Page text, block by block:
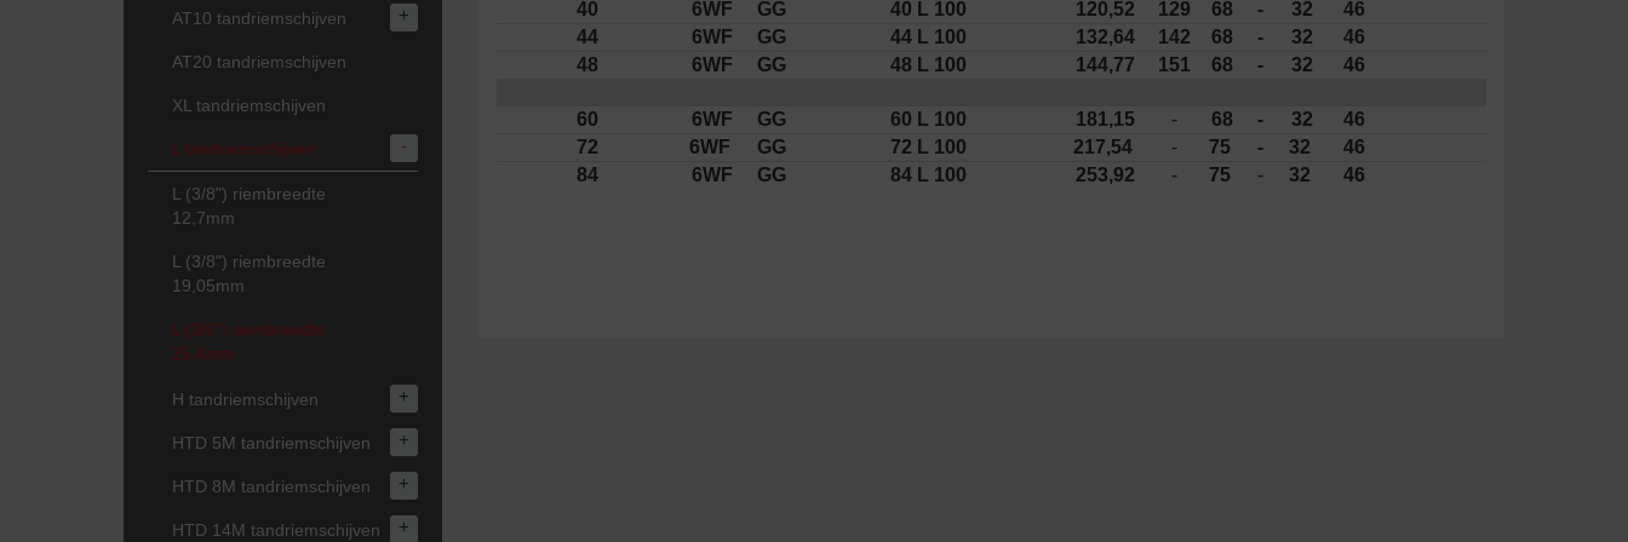
40 6WF GG 40 L 100 120,52 129 68 - 32
46
44
6WF GG 44 L 100 132,64 142 68 - 32
46
48
6WF GG 48 L 100 144,77 151 68 - 32 46
60 6WF GG 60 L 100 181,15 - 68 - 32
46
72
6WF GG 72 L 100 217,54 - 75 - 32
46
84
6WF GG 84 L 100 253,92 - 75 - 32 46
AT10 tandriemschijven +
AT20 tandriemschijven
XL tandriemschijven
L tandriemschijven -
L (3/8") riembreedte
12,7mm
L (3/8") riembreedte
19,05mm
L (3/8") riembreedte
25,4mm
H tandriemschijven +
HTD 5M tandriemschijven +
HTD 8M tandriemschijven +
HTD 14M tandriemschijven +